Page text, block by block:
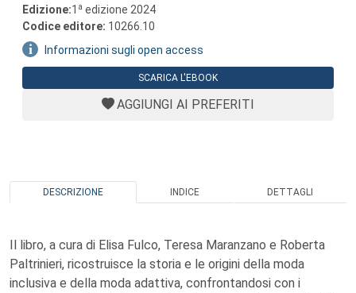
Edizione:1 a edizione 2024
Codice editore: 10266.10
Informazioni sugli open access
SCARICA L'EBOOK
AGGIUNGI AI PREFERITI
DESCRIZIONE INDICE DETTAGLI
Il libro, a cura di Elisa Fulco, Teresa Maranzano e Roberta
Paltrinieri, ricostruisce la storia e le origini della moda
inclusiva e della moda adattiva, confrontandosi con i